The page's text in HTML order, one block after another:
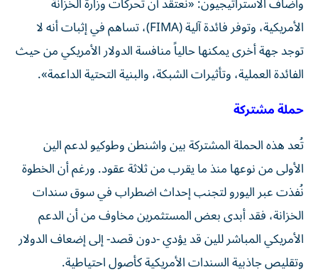
الأمريكية، وتوفر فائدة آلية (FIMA)، تساهم في إثبات أنه لا
توجد جهة أخرى يمكنها حالياً منافسة الدولار الأمريكي من حيث
الفائدة العملية، وتأثيرات الشبكة، والبنية التحتية الداعمة».
حملة مشتركة
تُعد هذه الحملة المشتركة بين واشنطن وطوكيو لدعم الين
الأولى من نوعها منذ ما يقرب من ثلاثة عقود. ورغم أن الخطوة
نُفذت عبر اليورو لتجنب إحداث اضطراب في سوق سندات
الخزانة، فقد أبدى بعض المستثمرين مخاوف من أن الدعم
الأمريكي المباشر للين قد يؤدي -دون قصد- إلى إضعاف الدولار
وتقليص جاذبية السندات الأمريكية كأصول احتياطية.